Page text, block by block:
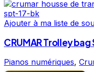
Ajouter à ma liste de
CRUMAR Trolley bag
Pianos numériques,